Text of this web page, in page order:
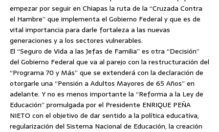
empezar por seguir en Chiapas la ruta de la “Cruzada Contra
el Hambre” que implementa el Gobierno Federal y que es de
vital importancia para darle fortaleza a las nuevas
generaciones y a los sectores vulnerables.
El “Seguro de Vida a las Jefas de Familia” es otra “Decisión”
del Gobierno Federal que va al parejo con la restructuración del
“Programa 70 y Más” que se extenderá con la declaración de
otorgarle una “Pensión a Adultos Mayores de 65 Años” en
adelante. Y no es menos importante la “Reforma a la Ley de
Educación” promulgada por el Presidente ENRIQUE PEÑA
NIETO con el objetivo de dar sentido a la política educativa,
regularización del Sistema Nacional de Educación, la creación